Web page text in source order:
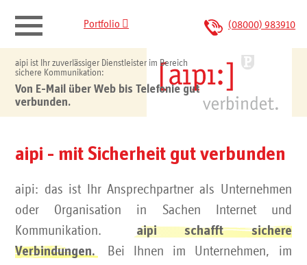
(08000) 983910
Portfolio 
aipi ist Ihr zuverlässiger Dienstleister im Bereich
sichere Kommunikation:
Von E-Mail über Web bis Telefonie gut
verbunden.
aipi verbindet.
IT-Sicherheit
Kontakt
aipi - mit Sicherheit gut verbunden
aipi: das ist Ihr Ansprechpartner als Unternehmen
oder Organisation in Sachen Internet und
Kommunikation.
aipi schafft sichere
Verbindungen.
Bei Ihnen im Unternehmen, im